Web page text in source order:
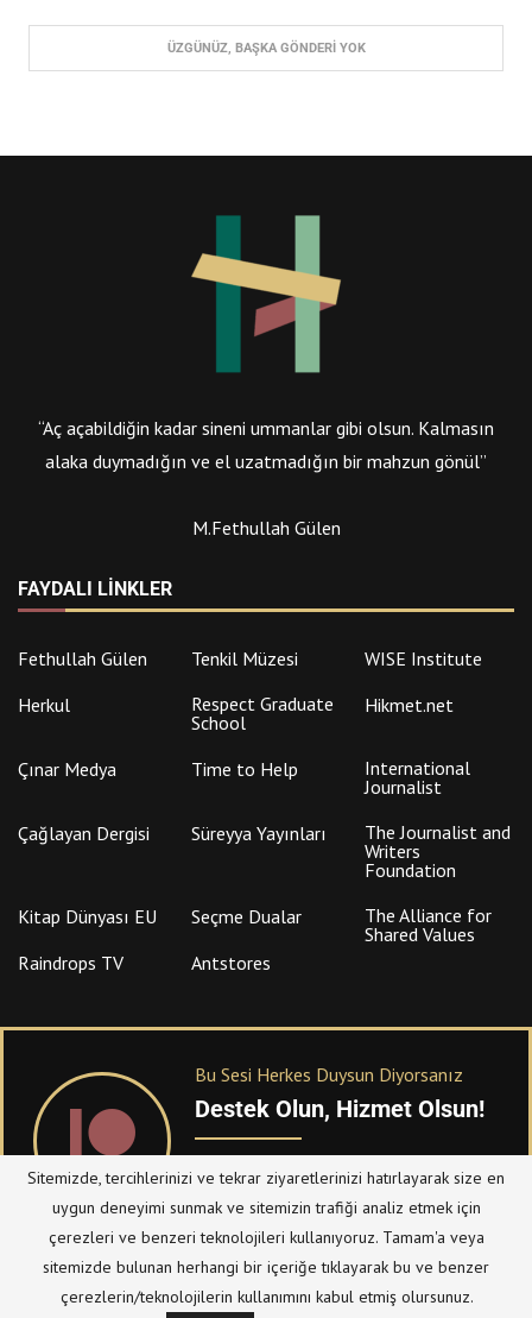
“Aç açabildiğin kadar sineni ummanlar gibi olsun. Kalmasın
alaka duymadığın ve el uzatmadığın bir mahzun gönül”
M.Fethullah Gülen
Herkul
Respect Graduate
Hikmet.net
International
Writers
Foundation
Kitap Dünyası EU
Seçme Dualar
The Alliance for
Shared Values
PATREONüzerinden sitemize bağışta
bulanabilirsiniz.
© Telif Hakkı 2023, Tüm Hakları Saklıdır | @hizmetten.com
Bize Ulaşın
Taziye Defteri
Gizlilik Politikası (Datenschutzerklärung)
Künye/Impressum
Sitemizde, tercihlerinizi ve tekrar ziyaretlerinizi hatırlayarak size en
uygun deneyimi sunmak ve sitemizin trafiği analiz etmek için
çerezleri ve benzeri teknolojileri kullanıyoruz. Tamam'a veya
sitemizde bulunan herhangi bir içeriğe tıklayarak bu ve benzer
çerezlerin/teknolojilerin kullanımını kabul etmiş olursunuz.